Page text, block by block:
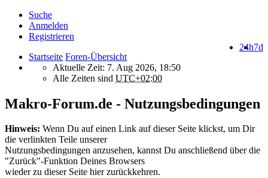
Suche
Anmelden
Registrieren
7d
24h
Startseite Foren-Übersicht
Aktuelle Zeit: 7. Aug 2026, 18:50
Alle Zeiten sind UTC+02:00
Makro-Forum.de - Nutzungsbedingungen
Hinweis: Wenn Du auf einen Link auf dieser Seite klickst, um Dir
die verlinkten Teile unserer
Nutzungsbedingungen anzusehen, kannst Du anschließend über die
"Zurück"-Funktion Deines Browsers
wieder zu dieser Seite hier zurückkehren.